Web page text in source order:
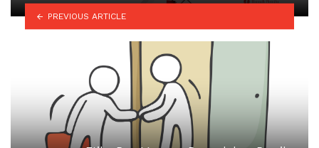
PREVIOUS ARTICLE